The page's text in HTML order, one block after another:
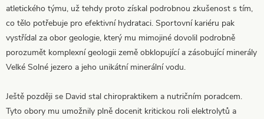
atletického týmu, už tehdy proto získal podrobnou zkušenost s tím,
co tělo potřebuje pro efektivní hydrataci. Sportovní kariéru pak
vystřídal za obor geologie, který mu mimojiné dovolil podrobně
porozumět komplexní geologii země obklopující a zásobující minerály
Velké Solné jezero a jeho unikátní minerální vodu.
Ještě později se David stal chiropraktikem a nutričním poradcem.
Tyto obory mu umožnily plně docenit kritickou roli elektrolytů a